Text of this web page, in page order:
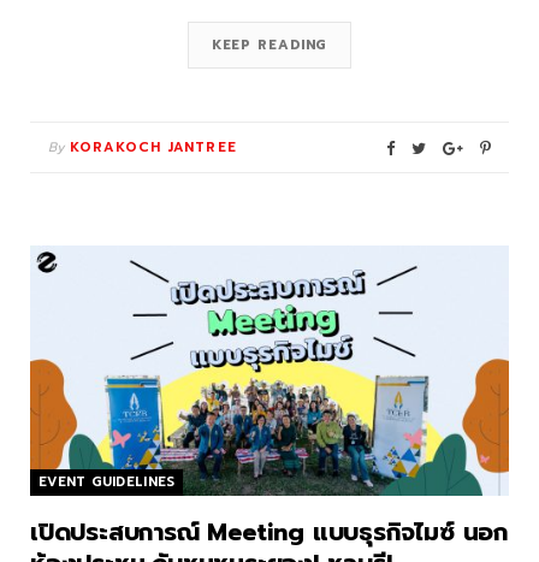
KEEP READING
By KORAKOCH JANTREE
EVENT GUIDELINES
เปิดประสบการณ์ Meeting แบบธุรกิจไมซ์ นอก